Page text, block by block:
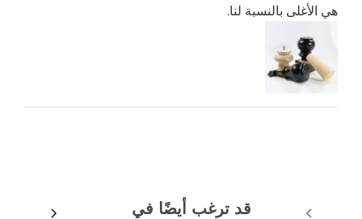
هي الأغلى بالنسبة لنا.
قد ترغب أيضًا في